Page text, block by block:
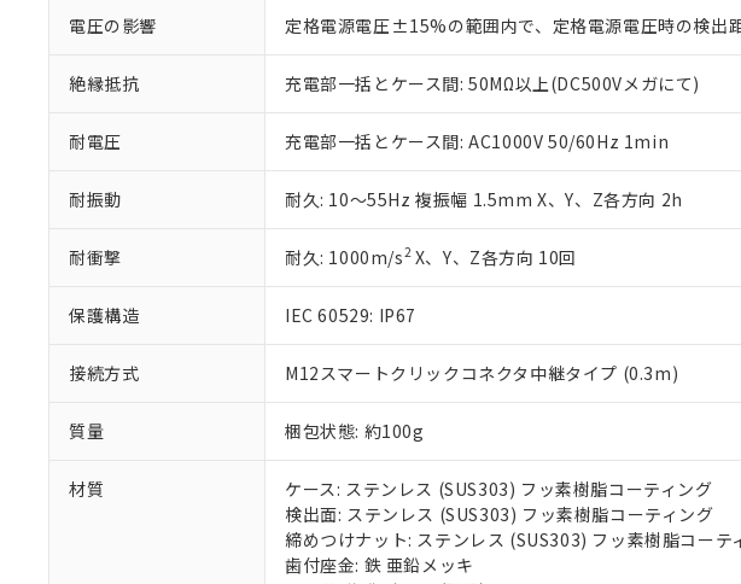
電圧の影響 定格電源電圧±15%の範囲内で、定格電源電圧時の検出
絶縁抵抗 充電部一括とケース間: 50MΩ以上(DC500Vメガにて)
耐電圧 充電部一括とケース間: AC1000V 50/60Hz 1min
耐振動 耐久: 10～55Hz 複振幅 1.5mm X、Y、Z各方向 2h
耐衝撃 耐久: 1000m/s2X、Y、Z各方向 10回
保護構造 IEC 60529: IP67
接続方式 M12スマートクリックコネクタ中継タイプ (0.3m)
質量 梱包状態: 約100g
材質
ケース: ステンレス (SUS303) フッ素樹脂コーティング
検出面: ステンレス (SUS303) フッ素樹脂コーティング
締めつけナット: ステンレス (SUS303) フッ素樹脂コーテ
歯付座金: 鉄 亜鉛メッキ
※当社の共同利用者とは、"個人情報
いる法人を指します。
下記の非含有証明書をダウンロードするこ
51物質の非含有証明書（当社基準）
※本証明書は発行日時点で非含有を証明す
また、RoHS指令のフタル酸エステル類４
混在することから備考欄に対応日を記載し
既に当社にて対応品への在庫切替を完了し
り割愛しております。